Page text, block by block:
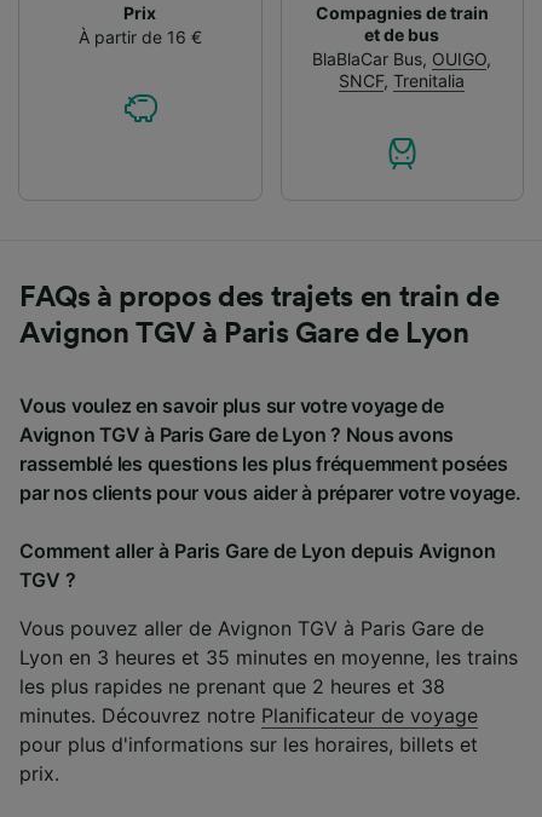
Prix
À partir de 16 €
Compagnies de train
et de bus
BlaBlaCar Bus, OUIGO,
SNCF,Trenitalia
FAQs à propos des trajets en train de
Avignon TGV à Paris Gare de Lyon
Vous voulez en savoir plus sur votre voyage de
Avignon TGV à Paris Gare de Lyon ? Nous avons
rassemblé les questions les plus fréquemment posées
par nos clients pour vous aider à préparer votre voyage.
Comment aller à Paris Gare de Lyon depuis Avignon
TGV ?
Vous pouvez aller de Avignon TGV à Paris Gare de
Lyon en 3 heures et 35 minutes en moyenne, les trains
les plus rapides ne prenant que 2 heures et 38
minutes. Découvrez notre Planificateur de voyage
pour plus d'informations sur les horaires, billets et
prix.